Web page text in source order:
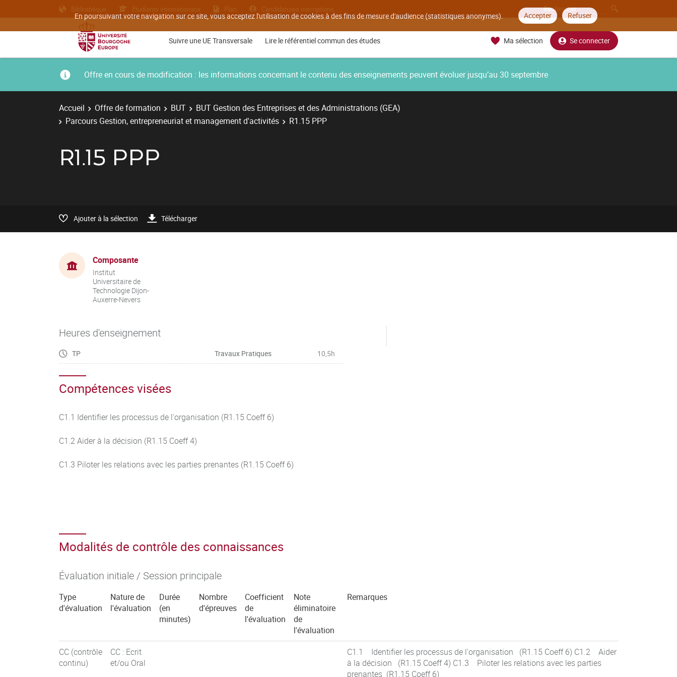
En poursuivant votre navigation sur ce site, vous acceptez l'utilisation de cookies à des fins de mesure d'audience (statistiques anonymes). Accepter Refuser
Bibliothèque Etudiants internationaux Plan Candidatures inscriptions
Suivre une UE Transversale Lire le référentiel commun des études Ma sélection Se connecter
Offre en cours de modification : les informations concernant le contenu des enseignements peuvent évoluer jusqu’au 30 septembre
Accueil Offre de formation BUT
BUT Gestion des Entreprises et des Administrations (GEA)
Parcours Gestion, entrepreneuriat et management d'activités
R1.15 PPP
R1.15 PPP
Ajouter à la sélection Télécharger
Composante
Institut
Universitaire de
Technologie Dijon-
Auxerre-Nevers
Heures d'enseignement
TP Travaux Pratiques 10,5h
Compétences visées
C1.1 Identifier les processus de l'organisation (R1.15 Coeff 6)
C1.2 Aider à la décision (R1.15 Coeff 4)
C1.3 Piloter les relations avec les parties prenantes (R1.15 Coeff 6)
Modalités de contrôle des connaissances
Évaluation initiale / Session principale
Type
d'évaluation
Nature de
l'évaluation
Durée
(en
minutes)
Nombre
d'épreuves
Coefficient
de
l'évaluation
Note
éliminatoire
de
l'évaluation
Remarques
CC (contrôle
continu)
CC : Ecrit
et/ou Oral
C1.1 Identifier les processus de l'organisation (R1.15 Coeff 6) C1.2 Aider
à la décision (R1.15 Coeff 4) C1.3 Piloter les relations avec les parties
prenantes (R1.15 Coeff 6)